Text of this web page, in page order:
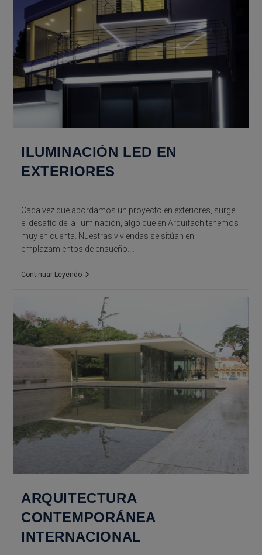
ILUMINACIÓN LED EN
EXTERIORES
Cada vez que abordamos un proyecto en exteriores, surge
el desafío de la iluminación, algo que en Arquifach tenemos
muy en cuenta. Nuestras viviendas se sitúan en
emplazamientos de ensueño.…
Continuar LeyendoIluminación
Exteriores
ARQUITECTURA
CONTEMPORÁNEA
INTERNACIONAL